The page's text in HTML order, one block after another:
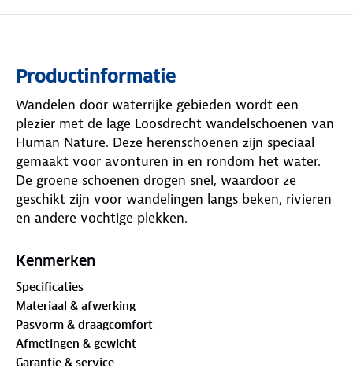
Productinformatie
Wandelen door waterrijke gebieden wordt een
plezier met de lage Loosdrecht wandelschoenen van
Human Nature. Deze herenschoenen zijn speciaal
gemaakt voor avonturen in en rondom het water.
De groene schoenen drogen snel, waardoor ze
geschikt zijn voor wandelingen langs beken, rivieren
en andere vochtige plekken.
Het buitenmateriaal van textiel en polyurethaan is
slimme waterafvoersystemen, zoals de innovatieve
drain-zool, laten water snel wegstromen via het
mesh-bovenwerk en de drainagegaten in de zool.
Kenmerken
Specificaties
Materiaal & afwerking
Pasvorm & draagcomfort
Afmetingen & gewicht
Garantie & service